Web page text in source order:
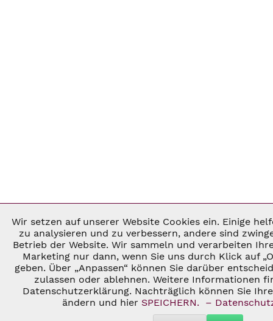
Notwendig
Marketing
Tracking
Wir setzen auf unserer Website Cookies ein. Einige
zu analysieren und zu verbessern, andere sind
Betrieb der Website. Wir sammeln und verarbeiten
Marketing nur dann, wenn Sie uns durch Klick auf
geben. Über „Anpassen“ können Sie darüber
zulassen oder ablehnen. Weitere Informationen
Datenschutzerklärung. Nachträglich können Sie
ändern und hier SPEICHERN. –